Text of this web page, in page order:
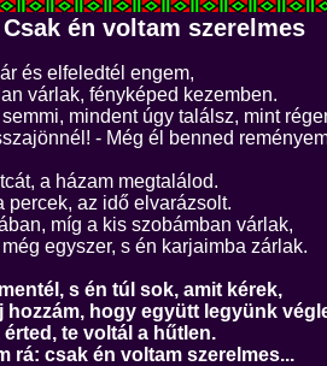
én voltam szerelmes
és elfeledtél engem,
várlak, fényképed kezemben.
semmi, mindent úgy találsz, mint
- Még él benned
a házam megtalálod.
percek, az idő elvarázsolt.
míg a kis szobámban várlak,
egyszer, s én karjaimba zárlak.
s én túl sok, amit kérek,
hozzám, hogy együtt legyünk
érted, te voltál a hűtlen.
rá: csak én voltam szerelmes...